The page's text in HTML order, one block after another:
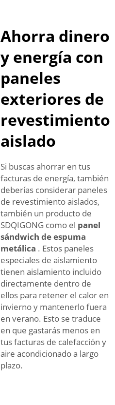
Ahorra dinero
y energía con
paneles
exteriores de
revestimiento
aislado
Si buscas ahorrar en tus
facturas de energía, también
deberías considerar paneles
de revestimiento aislados,
también un producto de
SDQIGONG como el panel
sándwich de espuma
metálica . Estos paneles
especiales de aislamiento
tienen aislamiento incluido
directamente dentro de
ellos para retener el calor en
invierno y mantenerlo fuera
en verano. Esto se traduce
en que gastarás menos en
tus facturas de calefacción y
aire acondicionado a largo
plazo.